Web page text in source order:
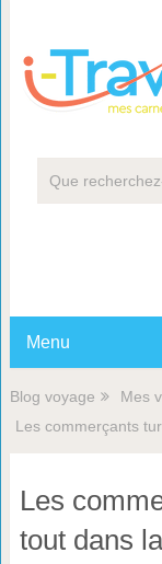
Menu
Blog voyage
Mes
Les commerçants
Les
tout dans